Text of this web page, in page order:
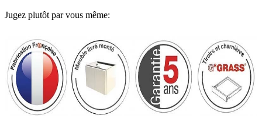
Jugez plutôt par vous même: